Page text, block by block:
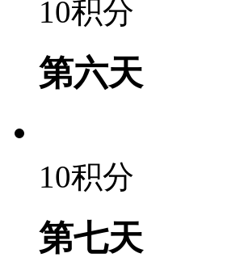
10积分
第六天
10积分
第七天